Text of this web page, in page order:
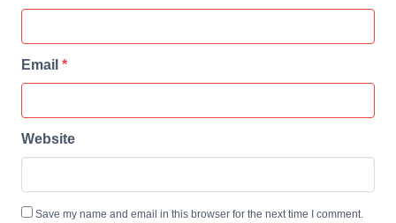
Email *
Website
Save my name and email in this browser for the next time I comment.